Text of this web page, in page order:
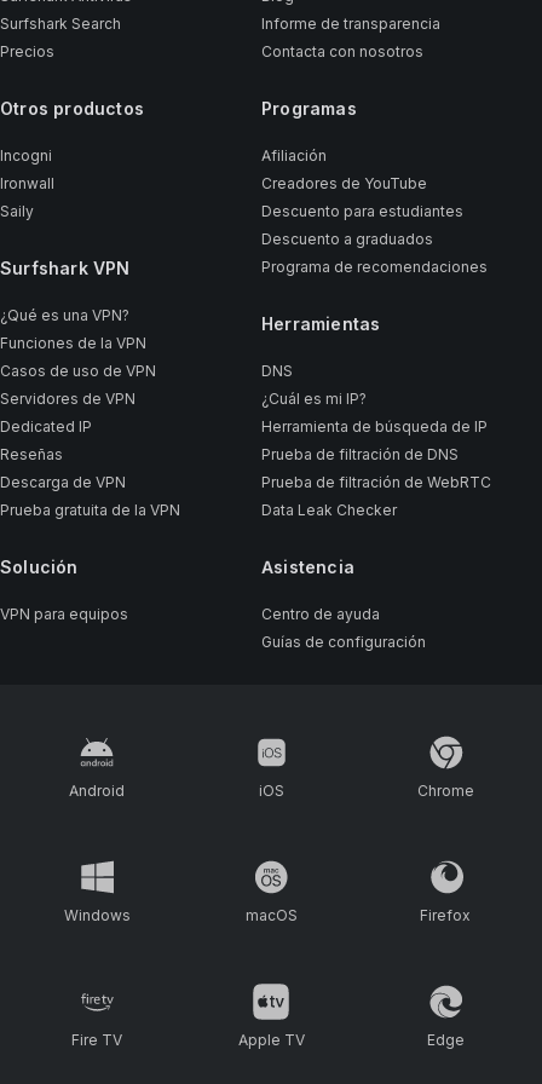
Surfshark Search
Precios
Otros productos
Incogni
Ironwall
Saily
Surfshark VPN
¿Qué es una VPN?
Funciones de la VPN
Casos de uso de VPN
Servidores de VPN
Dedicated IP
Reseñas
Descarga de VPN
Prueba gratuita de la VPN
Solución
VPN para equipos
Informe de transparencia
Contacta con nosotros
Programas
Afiliación
Creadores de YouTube
Descuento para estudiantes
Descuento a graduados
Programa de recomendaciones
Herramientas
DNS
¿Cuál es mi IP?
Herramienta de búsqueda de IP
Prueba de filtración de DNS
Prueba de filtración de WebRTC
Data Leak Checker
Asistencia
Centro de ayuda
Guías de configuración
Android iOS Chrome
Windows macOS Firefox
Fire TV Apple TV Edge